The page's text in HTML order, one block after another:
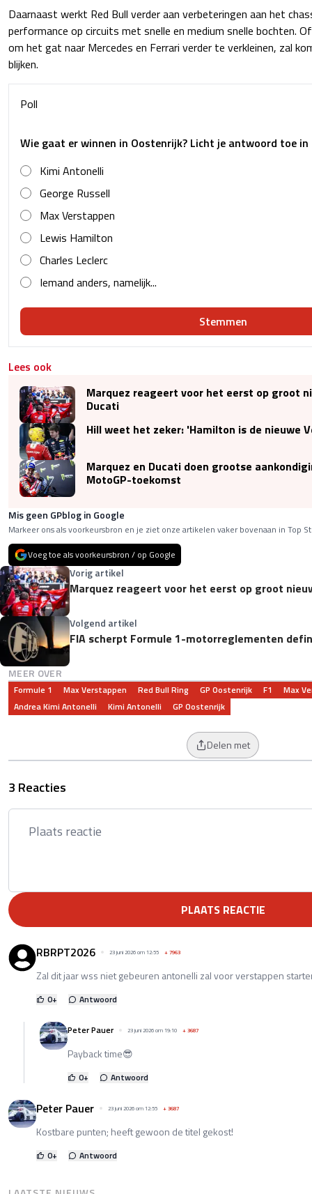
Daarnaast werkt Red Bull verder aan verbeteringen aan het
performance op circuits met snelle en medium snelle bochten.
om het gat naar Mercedes en Ferrari verder te verkleinen, zal
blijken.
Poll
Wie gaat er winnen in Oostenrijk? Licht je antwoord toe in
Kimi Antonelli
George Russell
Max Verstappen
Lewis Hamilton
Charles Leclerc
Iemand anders, namelijk...
Stemmen
Lees ook
Marquez reageert voor het eerst op groot
Ducati
Hill weet het zeker: 'Hamilton is de nieuwe
Marquez en Ducati doen grootse
MotoGP-toekomst
Mis geen GPblog in Google
Markeer ons als voorkeursbron en je ziet onze artikelen vaker bovenaan in Top
Voeg toe als voorkeursbron / op Google
Vorig artikel
Marquez reageert voor het eerst op groot
Volgend artikel
FIA scherpt Formule 1-motorreglementen
MEER OVER
Formule 1 Max Verstappen Red Bull Ring GP Oostenrijk F1
Max
Andrea Kimi Antonelli
Kimi Antonelli GP Oostenrijk
Delen met
3 Reacties
PLAATS REACTIE
RBRPT2026 23 juni 2026 om 12:55 +7963
Zal dit jaar wss niet gebeuren antonelli zal voor verstappen
0+ Antwoord
Peter Pauer 23 juni 2026 om 19:10 +3687
Payback time😎
0+ Antwoord
Peter Pauer 23 juni 2026 om 12:55 +3687
Kostbare punten; heeft gewoon de titel gekost!
0+ Antwoord